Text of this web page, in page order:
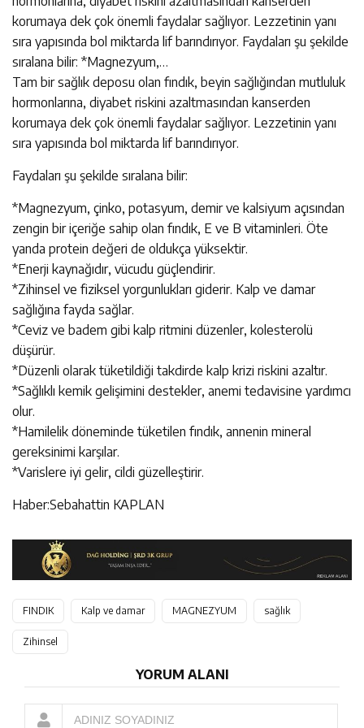
korumaya dek çok önemli faydalar sağlıyor. Lezzetinin yanı
sıra yapısında bol miktarda lif barındırıyor. Faydaları şu şekilde
sıralana bilir: *Magnezyum,…
Tam bir sağlık deposu olan fındık, beyin sağlığından mutluluk
hormonlarına, diyabet riskini azaltmasından kanserden
korumaya dek çok önemli faydalar sağlıyor. Lezzetinin yanı
sıra yapısında bol miktarda lif barındırıyor.
Faydaları şu şekilde sıralana bilir:
*Magnezyum, çinko, potasyum, demir ve kalsiyum açısından
zengin bir içeriğe sahip olan fındık, E ve B vitaminleri. Öte
yanda protein değeri de oldukça yüksektir.
*Enerji kaynağıdır, vücudu güçlendirir.
*Zihinsel ve fiziksel yorgunlukları giderir. Kalp ve damar
sağlığına fayda sağlar.
*Ceviz ve badem gibi kalp ritmini düzenler, kolesterolü
düşürür.
*Düzenli olarak tüketildiği takdirde kalp krizi riskini azaltır.
*Sağlıklı kemik gelişimini destekler, anemi tedavisine yardımcı
olur.
*Hamilelik döneminde tüketilen fındık, annenin mineral
gereksinimi karşılar.
*Varislere iyi gelir, cildi güzelleştirir.
Haber:Sebahattin KAPLAN
FINDIK Kalp ve damar MAGNEZYUM sağlık
Zihinsel
YORUM ALANI